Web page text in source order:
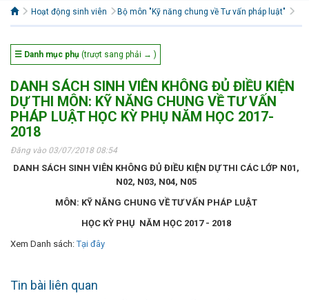
Hoạt động sinh viên Bộ môn "Kỹ năng chung về Tư vấn pháp luật"
☰ Danh mục phụ (trượt sang phải → )
DANH SÁCH SINH VIÊN KHÔNG ĐỦ ĐIỀU KIỆN
DỰ THI MÔN: KỸ NĂNG CHUNG VỀ TƯ VẤN
PHÁP LUẬT HỌC KỲ PHỤ NĂM HỌC 2017-
2018
Đăng vào 03/07/2018 08:54
DANH SÁCH SINH VIÊN KHÔNG ĐỦ ĐIỀU KIỆN DỰ THI CÁC LỚP N01,
N02, N03, N04, N05
MÔN: KỸ NĂNG CHUNG VỀ TƯ VẤN PHÁP LUẬT
HỌC KỲ PHỤ NĂM HỌC 2017 - 2018
Xem Danh sách:Tại đây
Tin bài liên quan